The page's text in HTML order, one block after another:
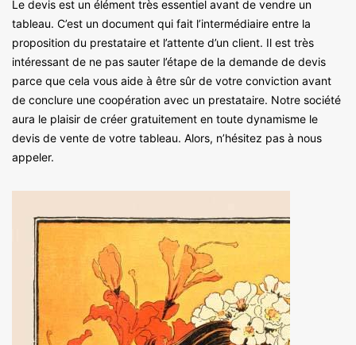
Le devis est un élément très essentiel avant de vendre un
tableau. C’est un document qui fait l’intermédiaire entre la
proposition du prestataire et l’attente d’un client. Il est très
intéressant de ne pas sauter l’étape de la demande de devis
parce que cela vous aide à être sûr de votre conviction avant
de conclure une coopération avec un prestataire. Notre société
aura le plaisir de créer gratuitement en toute dynamisme le
devis de vente de votre tableau. Alors, n’hésitez pas à nous
appeler.